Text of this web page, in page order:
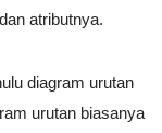
atributnya.
diagram urutan
urutan biasanya